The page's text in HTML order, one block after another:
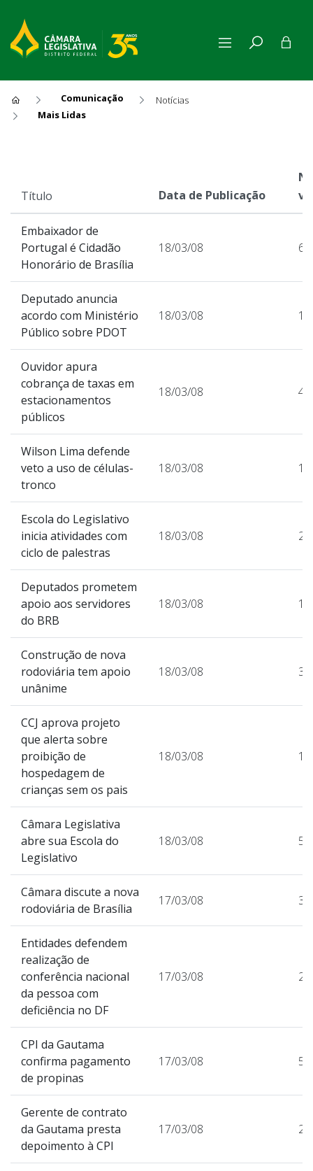
Comunicação
Notícias
Mais Lidas
Título Data de Publicação
Embaixador de
Portugal é Cidadão
Honorário de Brasília
18/03/08
Deputado anuncia
acordo com Ministério
Público sobre PDOT
18/03/08
Ouvidor apura
cobrança de taxas em
estacionamentos
públicos
18/03/08
Wilson Lima defende
veto a uso de células-
tronco
18/03/08
Escola do Legislativo
inicia atividades com
ciclo de palestras
18/03/08
Deputados prometem
apoio aos servidores
do BRB
18/03/08
Construção de nova
rodoviária tem apoio
unânime
18/03/08
CCJ aprova projeto
que alerta sobre
proibição de
hospedagem de
crianças sem os pais
18/03/08
Câmara Legislativa
abre sua Escola do
Legislativo
18/03/08
Câmara discute a nova
rodoviária de Brasília
17/03/08
Entidades defendem
realização de
conferência nacional
da pessoa com
deficiência no DF
17/03/08
CPI da Gautama
confirma pagamento
de propinas
17/03/08
Gerente de contrato
da Gautama presta
depoimento à CPI
17/03/08